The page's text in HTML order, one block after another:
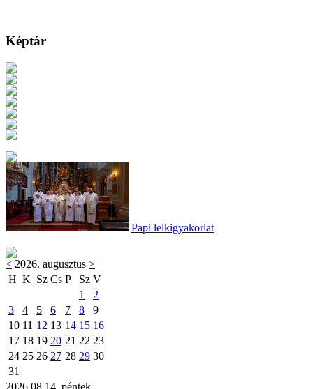
Képtár
Papi lelkigyakorlat
< 2026. augusztus >
H K Sz Cs P Sz V
1
2
3
4 5 6 7 8
9
10 11 12 13 14 15 16
17 18 19 20 21 22 23
24 25 26 27 28 29 30
31
2026.08.14. péntek